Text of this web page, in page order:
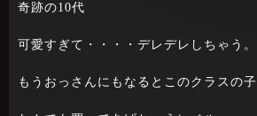
奇跡の10代
可愛すぎて・・・・デレデレしちゃう。
もうおっさんにもなるとこのクラスの